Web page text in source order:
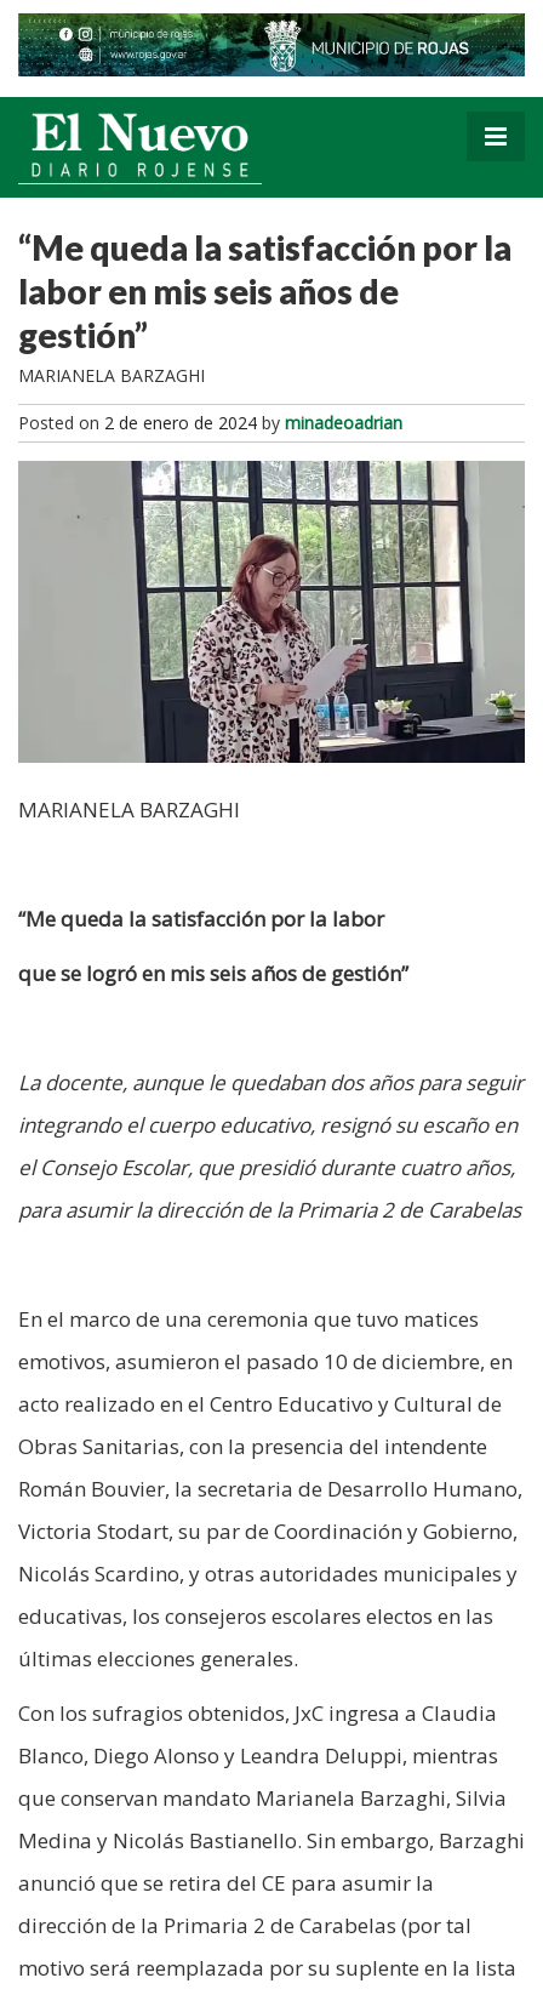
“Me queda la satisfacción por la
labor en mis seis años de
gestión”
MARIANELA BARZAGHI
Posted on 2 de enero de 2024 by minadeoadrian
MARIANELA BARZAGHI
“Me queda la satisfacción por la labor
que se logró en mis seis años de gestión”
La docente, aunque le quedaban dos años para seguir
integrando el cuerpo educativo, resignó su escaño en
el Consejo Escolar, que presidió durante cuatro años,
para asumir la dirección de la Primaria 2 de Carabelas
En el marco de una ceremonia que tuvo matices
emotivos, asumieron el pasado 10 de diciembre, en
acto realizado en el Centro Educativo y Cultural de
Obras Sanitarias, con la presencia del intendente
Román Bouvier, la secretaria de Desarrollo Humano,
Victoria Stodart, su par de Coordinación y Gobierno,
Nicolás Scardino, y otras autoridades municipales y
educativas, los consejeros escolares electos en las
últimas elecciones generales.
Con los sufragios obtenidos, JxC ingresa a Claudia
Blanco, Diego Alonso y Leandra Deluppi, mientras
que conservan mandato Marianela Barzaghi, Silvia
Medina y Nicolás Bastianello. Sin embargo, Barzaghi
anunció que se retira del CE para asumir la
dirección de la Primaria 2 de Carabelas (por tal
motivo será reemplazada por su suplente en la lista